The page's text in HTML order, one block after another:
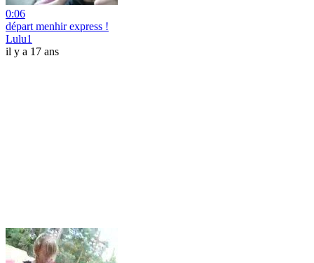
0:06
départ menhir express !
Lulu1
il y a 17 ans